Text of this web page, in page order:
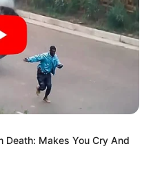
por la Florida Cup,
Nacional, también por
enfrentará como visitante
de la Liga Betplay.
Death: Makes You Cry And